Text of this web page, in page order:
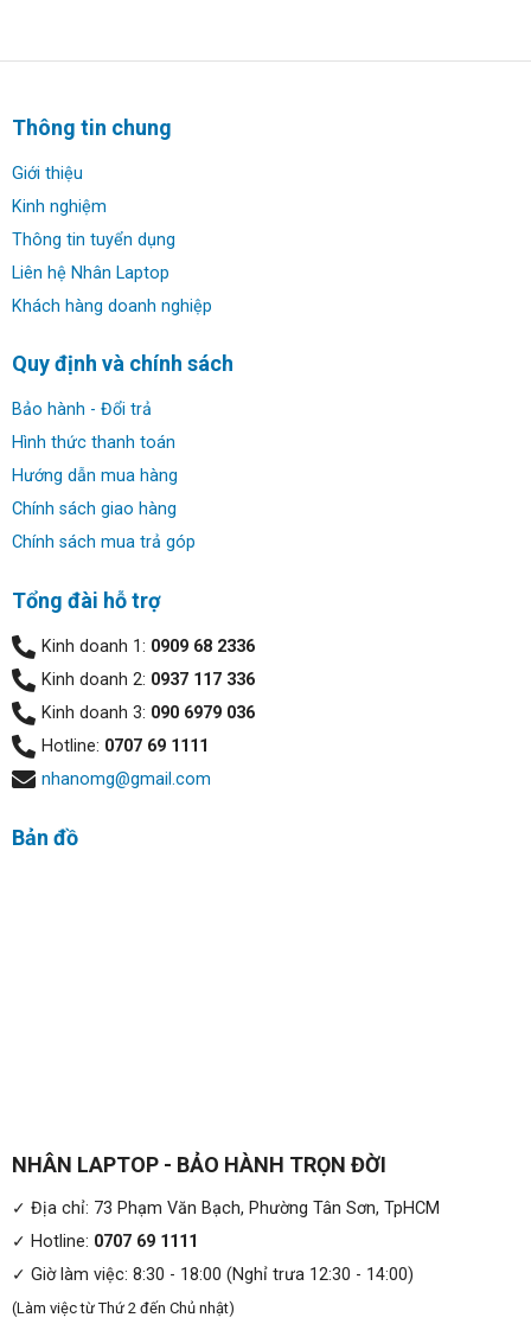
Thông tin chung
Giới thiệu
Kinh nghiệm
Thông tin tuyển dụng
Liên hệ Nhân Laptop
Khách hàng doanh nghiệp
Quy định và chính sách
Bảo hành - Đổi trả
Hình thức thanh toán
Hướng dẫn mua hàng
Chính sách giao hàng
Chính sách mua trả góp
Tổng đài hỗ trợ
Kinh doanh 1: 0909 68 2336
Kinh doanh 2: 0937 117 336
Kinh doanh 3: 090 6979 036
Hotline: 0707 69 1111
nhanomg@gmail.com
Bản đồ
NHÂN LAPTOP - BẢO HÀNH TRỌN ĐỜI
✓ Địa chỉ: 73 Phạm Văn Bạch, Phường Tân Sơn, TpHCM
✓ Hotline: 0707 69 1111
✓ Giờ làm việc: 8:30 - 18:00 (Nghỉ trưa 12:30 - 14:00)
(Làm việc từ Thứ 2 đến Chủ nhật)